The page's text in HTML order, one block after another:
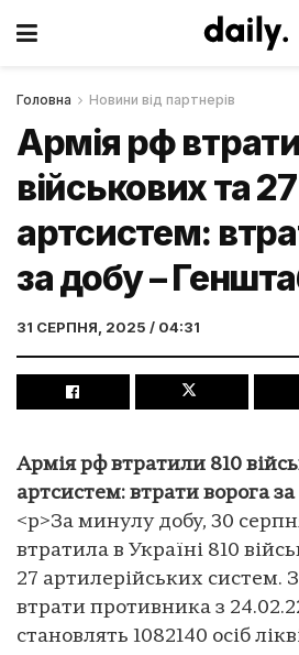
Головна Новини від партнерів
Армія рф
військових та 27
артсистем:
за добу –
31 СЕРПНЯ, 2025 / 04:31
Армія рф втратили 810
артсистем: втрати ворога
<p>За минулу добу, 30
втратила в Україні 810
27 артилерійських систем.
втрати противника з
становлять 1082140 осіб